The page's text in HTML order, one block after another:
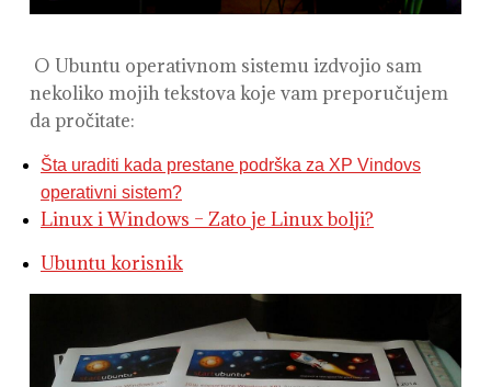
O Ubuntu operativnom sistemu izdvojio sam
nekoliko mojih tekstova koje vam preporučujem
da pročitate:
Šta uraditi kada prestane podrška za XP Vindovs
operativni sistem?
Linux i Windows – Zato je Linux bolji?
Ubuntu korisnik